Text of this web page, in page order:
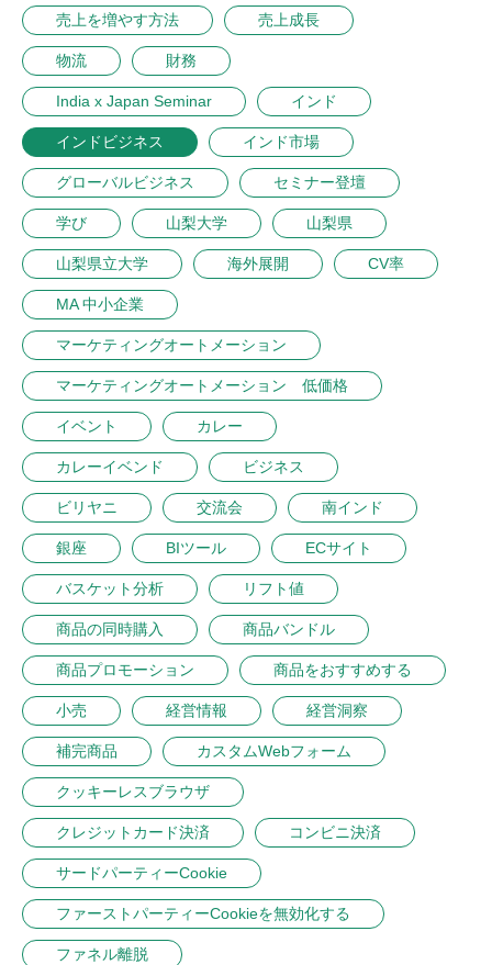
売上を増やす方法 売上成長
物流 財務
India x Japan Seminar インド
インドビジネス インド市場
グローバルビジネス セミナー登壇
学び 山梨大学 山梨県
山梨県立大学 海外展開 CV率
MA 中小企業
マーケティングオートメーション
マーケティングオートメーション 低価格
イベント カレー
カレーイベンド ビジネス
ビリヤニ 交流会 南インド
銀座 BIツール ECサイト
バスケット分析 リフト値
商品の同時購入 商品バンドル
商品プロモーション 商品をおすすめする
小売 経営情報 経営洞察
補完商品 カスタムWebフォーム
クッキーレスブラウザ
クレジットカード決済 コンビニ決済
サードパーティーCookie
ファーストパーティーCookieを無効化する
ファネル離脱